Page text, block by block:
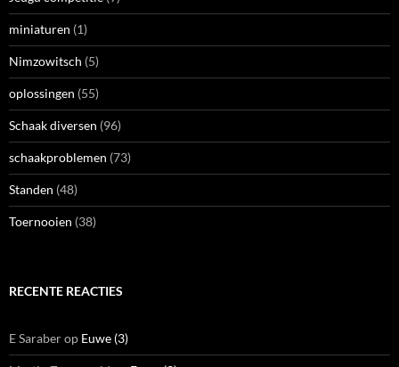
miniaturen (1)
Nimzowitsch (5)
oplossingen (55)
Schaak diversen (96)
schaakproblemen (73)
Standen (48)
Toernooien (38)
RECENTE REACTIES
E Saraberop Euwe (3)